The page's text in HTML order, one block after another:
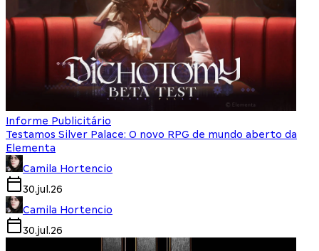
Informe Publicitário
Testamos Silver Palace: O novo RPG de mundo aberto da
Elementa
Camila Hortencio
30.jul.26
Camila Hortencio
30.jul.26